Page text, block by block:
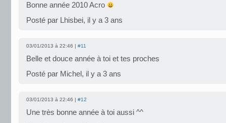
Bonne année 2010 Acro
Posté par Lhisbei, il y a 3 ans
03/01/2013 à 22:46 | #11
Belle et douce année à toi et tes proches
Posté par Michel, il y a 3 ans
03/01/2013 à 22:46 | #12
Une très bonne année à toi aussi ^^